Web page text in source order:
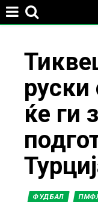
You
here
руски
ќе ги
ФУДБАЛ